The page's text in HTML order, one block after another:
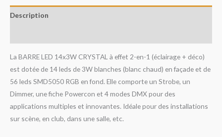
Description
La BARRE LED 14x3W CRYSTAL à effet 2-en-1 (éclairage + déco)
est dotée de 14 leds de 3W blanches (blanc chaud) en façade et de
56 leds SMD5050 RGB en fond. Elle comporte un Strobe, un
Dimmer, une fiche Powercon et 4 modes DMX pour des
applications multiples et innovantes. Idéale pour des installations
sur scène, en club, dans une salle, etc.